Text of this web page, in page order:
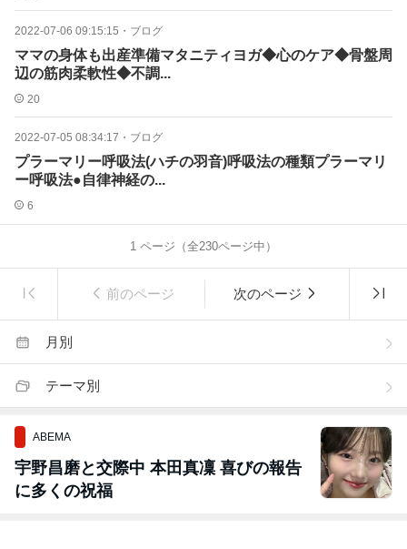
2022-07-06 09:15:15 ・ ブログ
ママの身体も出産準備マタニティヨガ◆心のケア◆骨盤周
辺の筋肉柔軟性◆不調...
20
2022-07-05 08:34:17 ・ ブログ
プラーマリー呼吸法(ハチの羽音)呼吸法の種類プラーマリ
ー呼吸法●自律神経の...
6
1 ページ（全230ページ中）
前のページ 次のページ
月別
テーマ別
ABEMA
宇野昌磨と交際中 本田真凜 喜びの報告
に多くの祝福